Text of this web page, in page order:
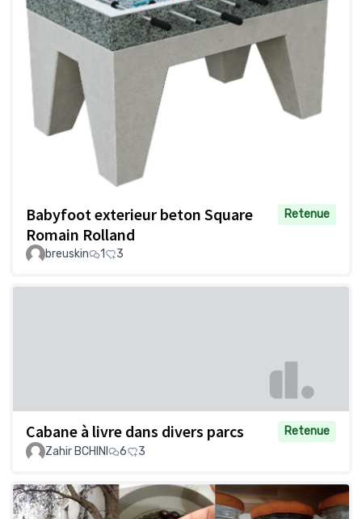
Babyfoot exterieur beton Square
Romain Rolland
Retenue
breuskin 1 3
Cabane à livre dans divers parcs
Retenue
Zahir BCHINI
6 3